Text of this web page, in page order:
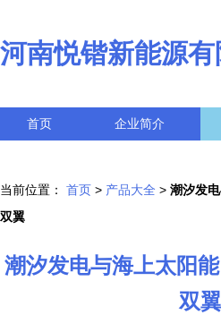
河南悦锴新能源有
首页 企业简介
当前位置： 首页 > 产品大全 > 潮汐发
双翼
潮汐发电与海上太阳
双翼